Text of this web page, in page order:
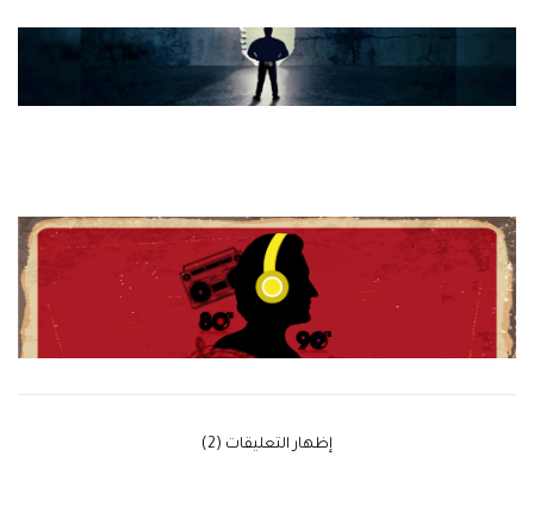
‫إظهار التعليقات (2)